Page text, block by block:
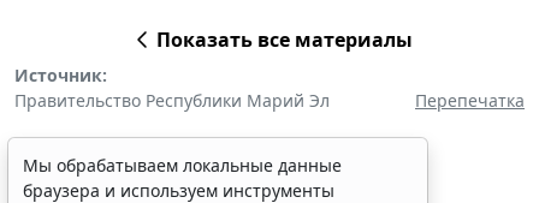
Показать все материалы
Источник:
Правительство Республики Марий Эл
Перепечатка
Мы обрабатываем локальные данные
браузера и используем инструменты